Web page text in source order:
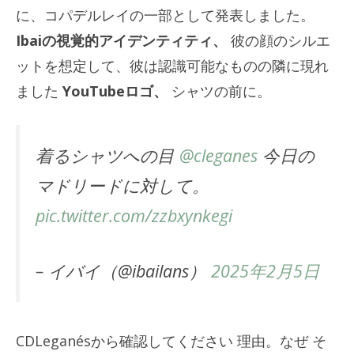
に、コパデルレイの一部として発表しました。
Ibaiの視覚的アイデンティティ、
彼の顔のシルエ
ットを想定して、彼は認識可能なものの隣に現れ
ました YouTubeロゴ、 シャツの前に。
着るシャツへの目 @cleganes 今日の
マドリードに対して。
pic.twitter.com/zzbxynkegi
– イバイ（@ibailans） 2025年2月5日
CDLeganésから確認してください 理由。 なぜそ